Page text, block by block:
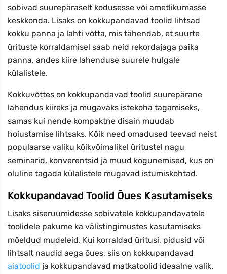
sobivad suurepäraselt kodusesse või ametlikumasse
keskkonda. Lisaks on kokkupandavad toolid lihtsad
kokku panna ja lahti võtta, mis tähendab, et suurte
ürituste korraldamisel saab neid rekordajaga paika
panna, andes kiire lahenduse suurele hulgale
külalistele.
Kokkuvõttes on kokkupandavad toolid suurepärane
lahendus kiireks ja mugavaks istekoha tagamiseks,
samas kui nende kompaktne disain muudab
hoiustamise lihtsaks. Kõik need omadused teevad neist
populaarse valiku kõikvõimalikel üritustel nagu
seminarid, konverentsid ja muud kogunemised, kus on
oluline tagada külalistele mugavad istumiskohtad.
Kokkupandavad Toolid Õues Kasutamiseks
Lisaks siseruumidesse sobivatele kokkupandavatele
toolidele pakume ka välistingimustes kasutamiseks
mõeldud mudeleid. Kui korraldad üritusi, pidusid või
lihtsalt naudid aega õues, siis on kokkupandavad
aiatoolid ja kokkupandavad matkatoolid ideaalne valik.